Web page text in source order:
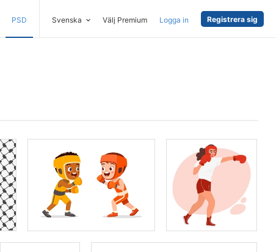
PSD Svenska Välj Premium Logga in Registrera sig